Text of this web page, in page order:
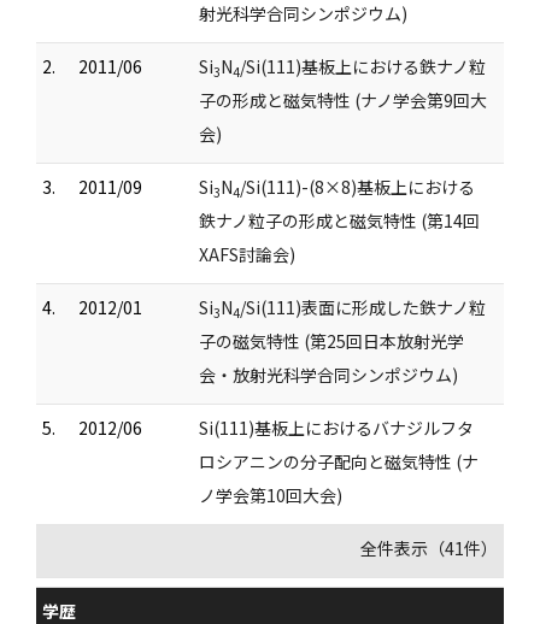
射光科学合同シンポジウム)
2. 2011/06 Si3N4/Si(111)基板上における鉄ナノ粒
子の形成と磁気特性 (ナノ学会第9回大
会)
3. 2011/09 Si3N4/Si(111)-(8×8)基板上における
鉄ナノ粒子の形成と磁気特性 (第14回
XAFS討論会)
4. 2012/01 Si3N4/Si(111)表面に形成した鉄ナノ粒
子の磁気特性 (第25回日本放射光学
会・放射光科学合同シンポジウム)
5. 2012/06
Si(111)基板上におけるバナジルフタ
ロシアニンの分子配向と磁気特性 (ナ
ノ学会第10回大会)
全件表示（41件）
学歴